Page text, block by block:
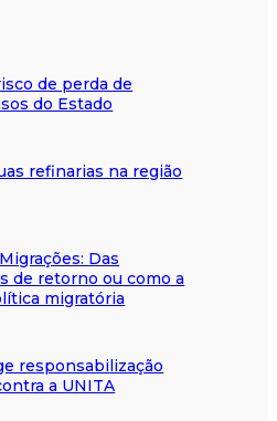
de perda de
do Estado
refinarias na região
Das
de retorno ou como a
migratória
responsabilização
a UNITA